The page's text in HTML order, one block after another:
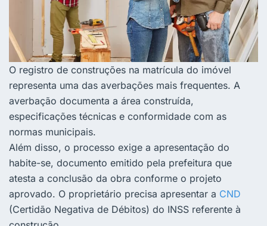
O registro de construções na matrícula do imóvel
representa uma das averbações mais frequentes. A
averbação documenta a área construída,
especificações técnicas e conformidade com as
normas municipais.
Além disso, o processo exige a apresentação do
habite-se, documento emitido pela prefeitura que
atesta a conclusão da obra conforme o projeto
aprovado. O proprietário precisa apresentar a CND
(Certidão Negativa de Débitos) do INSS referente à